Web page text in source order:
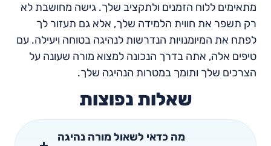
מתאימים ללוח הזמנים ולתקציב שלך. גישה מחושבת לא
רק תשפר את חווית הלמידה שלך, אלא גם תעזור לך
לפתח את המיומנויות הנדרשות לנהיגה בטוחה ויעילה. עם
טיפים אלה, אתה בדרך הנכונה למצוא מורה שעונה על
הצרכים שלך ותומך במטרות הנהיגה שלך.
שאלות נפוצות
מה כדאי לשאול מורה נהיגה